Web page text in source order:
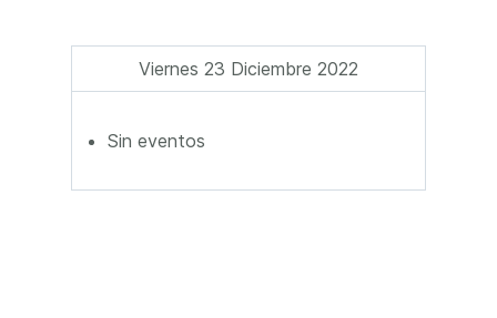
Viernes 23 Diciembre 2022
Sin eventos